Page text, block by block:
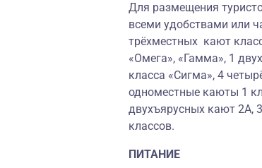
Для размещения
всеми удобствами или
трёхместных кают
«Омега», «Гамма», 1
класса «Сигма», 4
одноместные каюты 1
двухъярусных кают 2А,
классов.
ПИТАНИЕ